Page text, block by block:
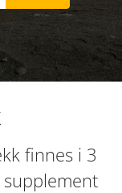
finnes i 3